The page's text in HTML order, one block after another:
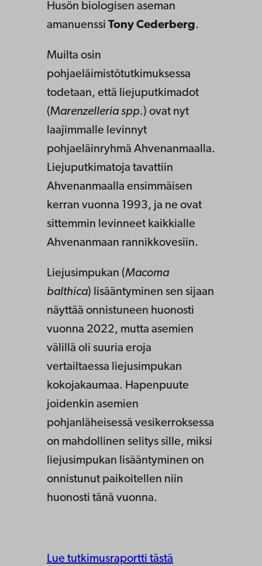
Husön biologisen aseman
amanuenssi Tony Cederberg.
Muilta osin
pohjaeläimistötutkimuksessa
todetaan, että liejuputkimadot
(Marenzelleria spp.) ovat nyt
laajimmalle levinnyt
pohjaeläinryhmä Ahvenanmaalla.
Liejuputkimatoja tavattiin
Ahvenanmaalla ensimmäisen
kerran vuonna 1993, ja ne ovat
sittemmin levinneet kaikkialle
Ahvenanmaan rannikkovesiin.
Liejusimpukan (Macoma
balthica) lisääntyminen sen sijaan
näyttää onnistuneen huonosti
vuonna 2022, mutta asemien
välillä oli suuria eroja
vertailtaessa liejusimpukan
kokojakaumaa. Hapenpuute
joidenkin asemien
pohjanläheisessä vesikerroksessa
on mahdollinen selitys sille, miksi
liejusimpukan lisääntyminen on
onnistunut paikoitellen niin
huonosti tänä vuonna.
Lue tutkimusraportti tästä